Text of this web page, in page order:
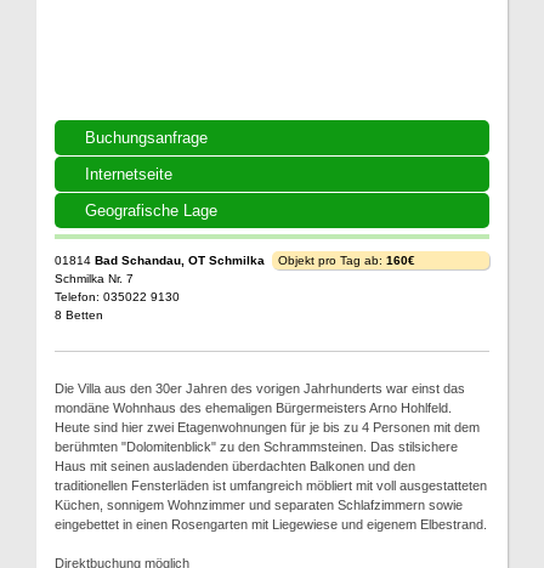
Buchungsanfrage
Internetseite
Geografische Lage
01814 Bad Schandau, OT Schmilka
Schmilka Nr. 7
Telefon: 035022 9130
8 Betten
Objekt pro Tag ab: 160€
Die Villa aus den 30er Jahren des vorigen Jahrhunderts war einst das
mondäne Wohnhaus des ehemaligen Bürgermeisters Arno Hohlfeld.
Heute sind hier zwei Etagenwohnungen für je bis zu 4 Personen mit dem
berühmten "Dolomitenblick" zu den Schrammsteinen. Das stilsichere
Haus mit seinen ausladenden überdachten Balkonen und den
traditionellen Fensterläden ist umfangreich möbliert mit voll ausgestatteten
Küchen, sonnigem Wohnzimmer und separaten Schlafzimmern sowie
eingebettet in einen Rosengarten mit Liegewiese und eigenem Elbestrand.
Direktbuchung möglich